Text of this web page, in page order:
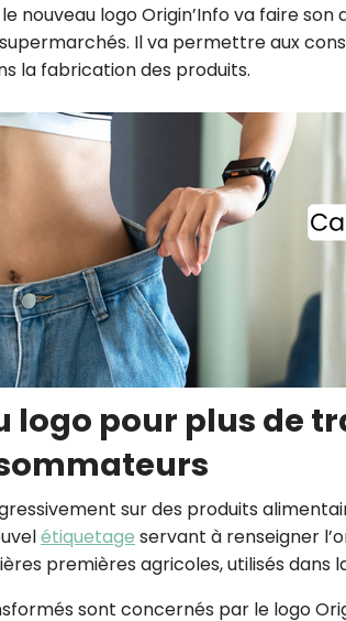
nouveau logo Origin’Info va faire
Il va permettre aux
la fabrication des produits.
logo pour plus de
sur des produits
étiquetage servant à renseigner
premières agricoles, utilisés dans
sont concernés par le logo